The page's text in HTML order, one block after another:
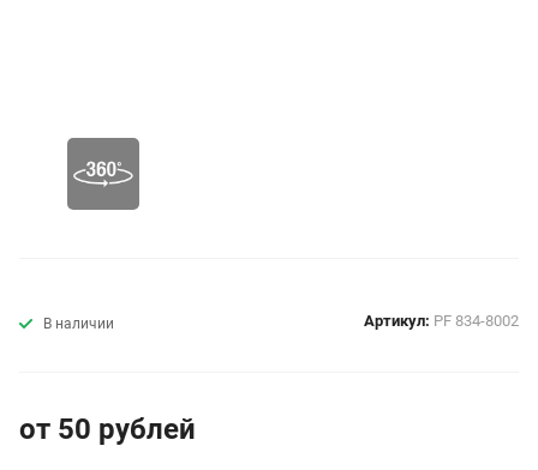
В наличии Артикул: PF 834-8002
от 50 рублей